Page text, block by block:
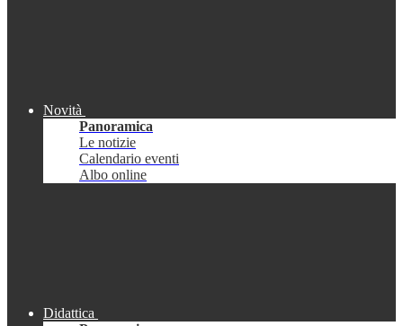
Novità
Panoramica
Le notizie
Calendario eventi
Albo online
Didattica